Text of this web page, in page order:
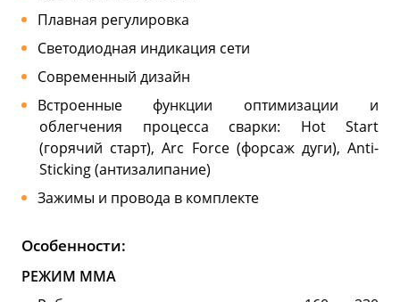
Плавная регулировка
Светодиодная индикация сети
Современный дизайн
Встроенные функции оптимизации и
облегчения процесса сварки: Hot Start
(горячий старт), Arc Force (форсаж дуги), Anti-
Sticking (антизалипание)
Зажимы и провода в комплекте
Особенности:
РЕЖИМ MMA